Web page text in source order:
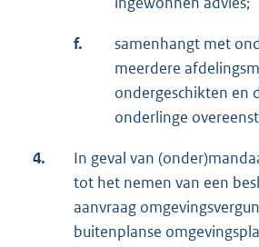
f.
samenhangt met
meerdere
ondergeschikten en
onderlinge
4.
In geval van
tot het nemen van een
aanvraag
buitenplanse